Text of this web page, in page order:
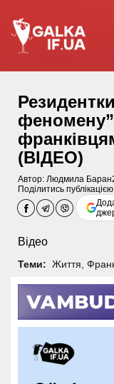
(ВІДЕО)
Автор: Людмила Баран
Поділитись публікацією
Відео
Теми: Життя